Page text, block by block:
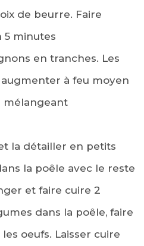
de beurre. Faire
5 minutes
en tranches. Les
à feu moyen
mélangeant
la détailler en petits
la poêle avec le reste
et faire cuire 2
dans la poêle, faire
oeufs. Laisser cuire